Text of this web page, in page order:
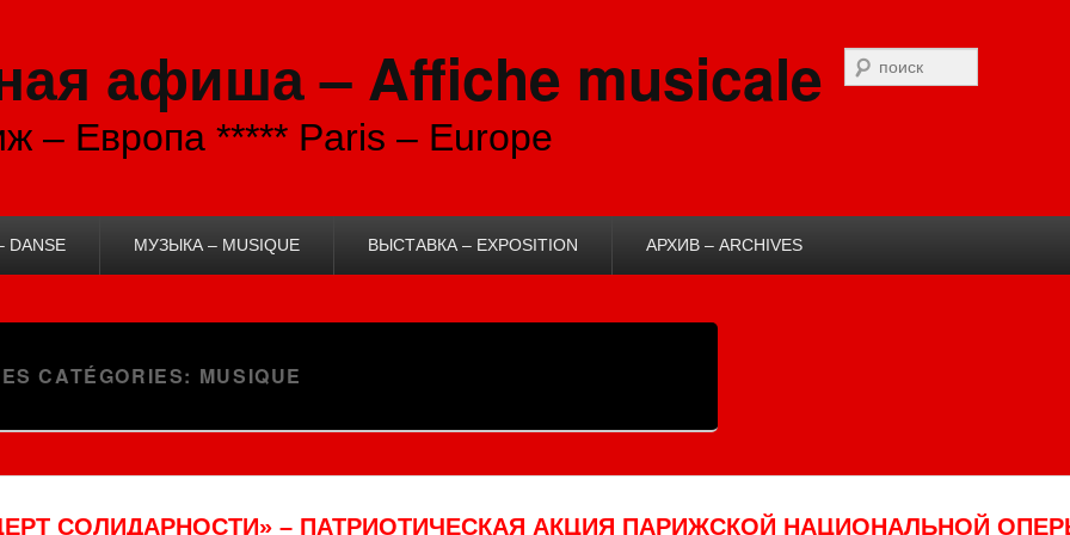
афиша – Affiche musicale
– Европа ***** Paris – Europe
Recherche
МУЗЫКА – MUSIQUE ВЫСТАВКА – EXPOSITION АРХИВ – ARCHIVES
CATÉGORIES: MUSIQUE
СОЛИДАРНОСТИ» – ПАТРИОТИЧЕСКАЯ АКЦИЯ ПАРИЖСКОЙ НАЦИОНАЛЬНОЙ